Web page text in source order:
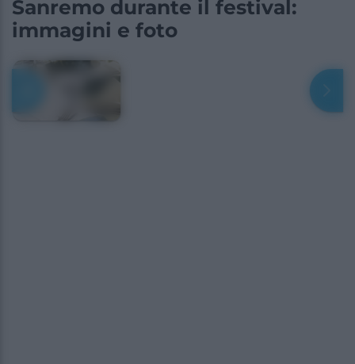
Sanremo durante il festival:
immagini e foto